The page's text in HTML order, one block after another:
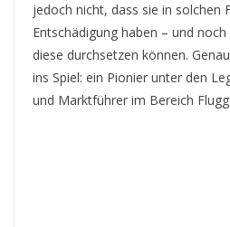
jedoch nicht, dass sie in solchen
Entschädigung haben – und
diese durchsetzen können.
ins Spiel: ein Pionier unter den
und Marktführer im Bereich